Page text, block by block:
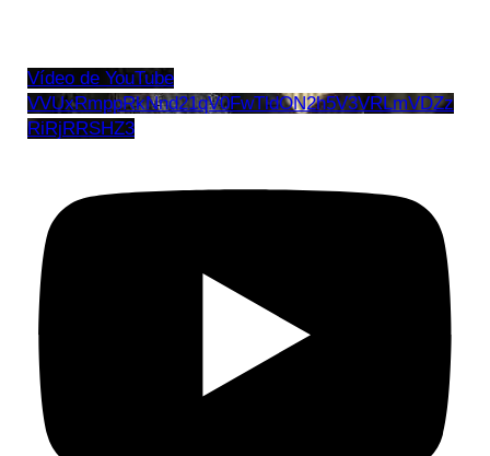
Vídeo de YouTube
VVUxRmppRkNnd21qV0FwTldON2h5V3VRLmVDZz
RiRjRRSHZ3